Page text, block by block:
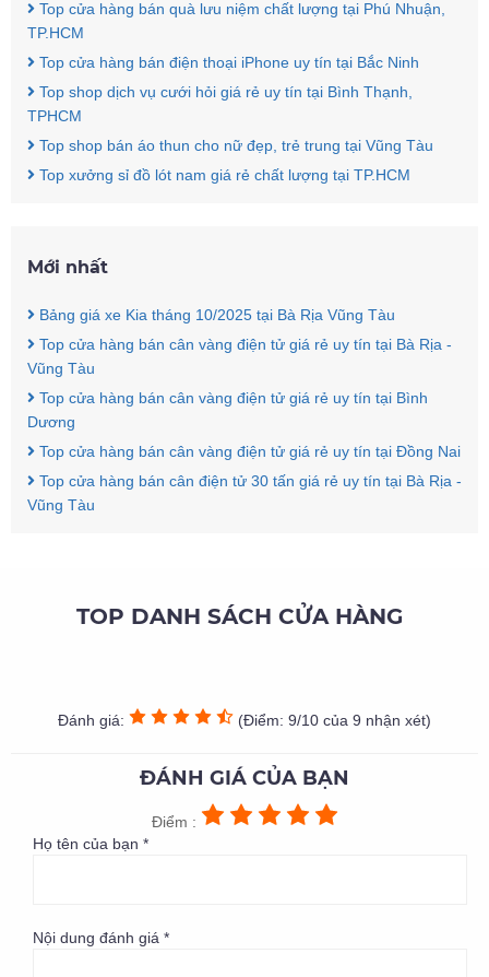
Top cửa hàng bán quà lưu niệm chất lượng tại Phú Nhuận,
TP.HCM
Top cửa hàng bán điện thoại iPhone uy tín tại Bắc Ninh
Top shop dịch vụ cưới hỏi giá rẻ uy tín tại Bình Thạnh,
TPHCM
Top shop bán áo thun cho nữ đẹp, trẻ trung tại Vũng Tàu
Top xưởng sỉ đồ lót nam giá rẻ chất lượng tại TP.HCM
Mới nhất
Bảng giá xe Kia tháng 10/2025 tại Bà Rịa Vũng Tàu
Top cửa hàng bán cân vàng điện tử giá rẻ uy tín tại Bà Rịa -
Vũng Tàu
Top cửa hàng bán cân vàng điện tử giá rẻ uy tín tại Bình
Dương
Top cửa hàng bán cân vàng điện tử giá rẻ uy tín tại Đồng Nai
Top cửa hàng bán cân điện tử 30 tấn giá rẻ uy tín tại Bà Rịa -
Vũng Tàu
TOP DANH SÁCH CỬA HÀNG
Đánh giá: (Điểm: 9/10 của 9 nhận xét)
ĐÁNH GIÁ CỦA BẠN
Điểm :
Họ tên của bạn *
Nội dung đánh giá *